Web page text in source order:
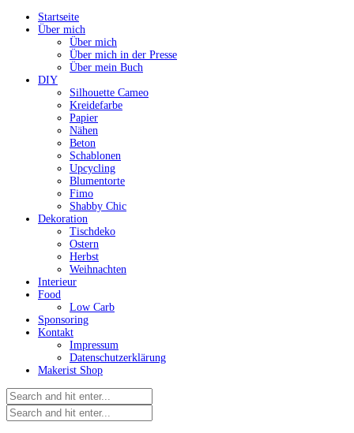
Startseite
Über mich
Über mich
Über mich in der Presse
Über mein Buch
DIY
Silhouette Cameo
Kreidefarbe
Papier
Nähen
Beton
Schablonen
Upcycling
Blumentorte
Fimo
Shabby Chic
Dekoration
Tischdeko
Ostern
Herbst
Weihnachten
Interieur
Food
Low Carb
Sponsoring
Kontakt
Impressum
Datenschutzerklärung
Makerist Shop